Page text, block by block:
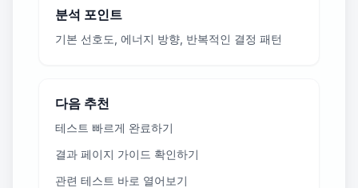
분석 포인트
기본 선호도, 에너지 방향, 반복적인 결정 패턴
다음 추천
테스트 빠르게 완료하기
결과 페이지 가이드 확인하기
관련 테스트 바로 열어보기